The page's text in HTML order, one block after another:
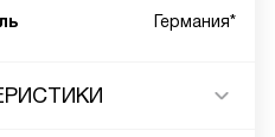
Германия*